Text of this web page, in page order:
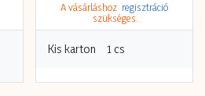
A vásárláshoz regisztráció
szükséges.
Kis karton 1 cs